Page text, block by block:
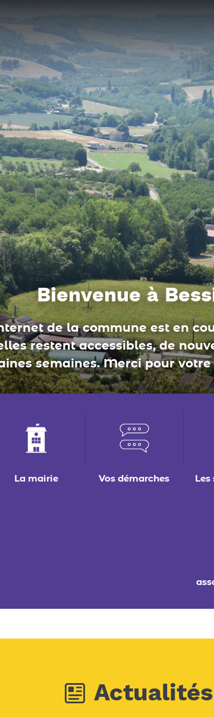
Bienvenue à
de la commune est en
restent accessibles, de
semaines. Merci pour
La mairie Vos démarches
Actualités